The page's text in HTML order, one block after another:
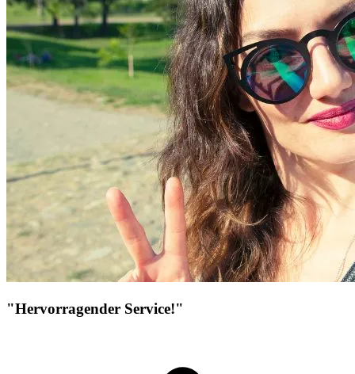
"Hervorragender Service!"